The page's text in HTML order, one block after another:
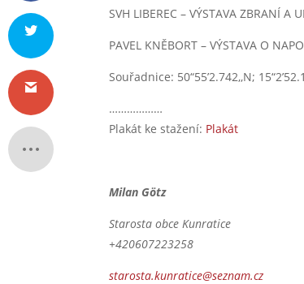
SVH LIBEREC – VÝSTAVA ZBRANÍ
PAVEL KNĚBORT – VÝSTAVA O
Souřadnice: 50“55’2.742,,N;
………………
Plakát ke stažení: Plakát
Milan Götz
Starosta obce Kunratice
+420607223258
starosta.kunratice@seznam.cz